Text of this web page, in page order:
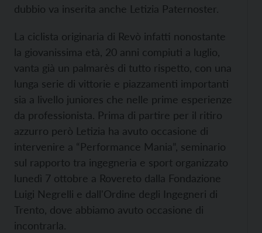
dubbio va inserita anche Letizia Paternoster.
La ciclista originaria di Revò infatti nonostante
la giovanissima età, 20 anni compiuti a luglio,
vanta già un palmarès di tutto rispetto, con una
lunga serie di vittorie e piazzamenti importanti
sia a livello juniores che nelle prime esperienze
da professionista. Prima di partire per il ritiro
azzurro però Letizia ha avuto occasione di
intervenire a “Performance Mania”, seminario
sul rapporto tra ingegneria e sport organizzato
lunedì 7 ottobre a Rovereto dalla Fondazione
Luigi Negrelli e dall'Ordine degli Ingegneri di
Trento, dove abbiamo avuto occasione di
incontrarla.